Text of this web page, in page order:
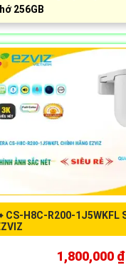
256GB
CS-H8C-R200-1J5WKFL
1,800,000 ₫